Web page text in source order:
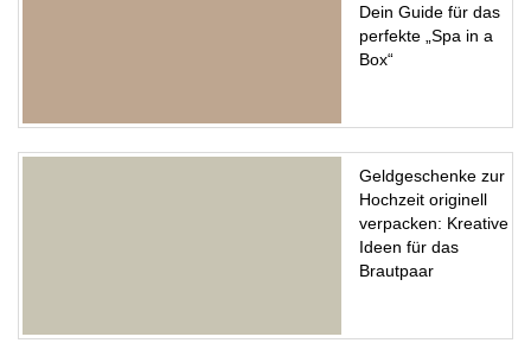
Dein Guide für das
perfekte „Spa in a
Box“
Geldgeschenke zur
Hochzeit originell
verpacken: Kreative
Ideen für das
Brautpaar